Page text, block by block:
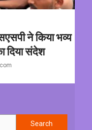
ने किया भव्य
दिया संदेश
Search